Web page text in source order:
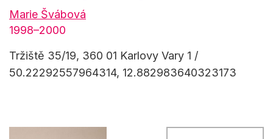
Marie Švábová
1998–2000
Tržiště 35/19, 360 01 Karlovy Vary 1 /
50.22292557964314, 12.882983640323173